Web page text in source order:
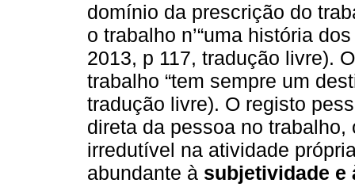
domínio da prescrição do
o trabalho n’“uma história
2013, p 117, tradução livre).
trabalho “tem sempre um
tradução livre). O registo
direta da pessoa no
irredutível na atividade
abundante à subjetividade e